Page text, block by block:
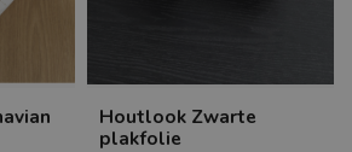
Houtlook Zwarte
plakfolie